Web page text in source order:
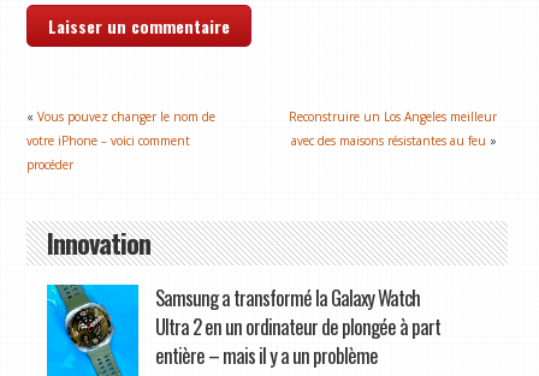
«Vous pouvez changer le nom de
votre iPhone – voici comment
procéder
Reconstruire un Los Angeles meilleur
avec des maisons résistantes au feu »
Innovation
Samsung a transformé la Galaxy Watch
Ultra 2 en un ordinateur de plongée à part
entière – mais il y a un problème